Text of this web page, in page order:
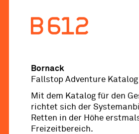
Bornack
Fallstop Adventure Katalog
Mit dem Katalog für den
richtet sich der
Retten in der Höhe
Freizeitbereich.